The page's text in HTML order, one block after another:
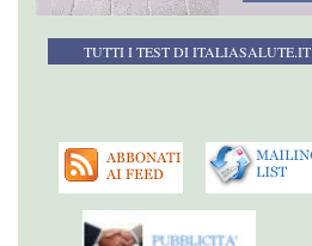
TUTTI I TEST DI ITALIASALUTE.IT